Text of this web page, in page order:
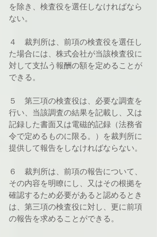
を除き、検査役を選任しなければなら
ない。
４　裁判所は、前項の検査役を選任し
た場合には、株式会社が当該検査役に
対して支払う報酬の額を定めることが
できる。
５　第三項の検査役は、必要な調査を
行い、当該調査の結果を記載し、又は
記録した書面又は電磁的記録（法務省
令で定めるものに限る。）を裁判所に
提供して報告をしなければならない。
６　裁判所は、前項の報告について、
その内容を明瞭にし、又はその根拠を
確認するため必要があると認めるとき
は、第三項の検査役に対し、更に前項
の報告を求めることができる。